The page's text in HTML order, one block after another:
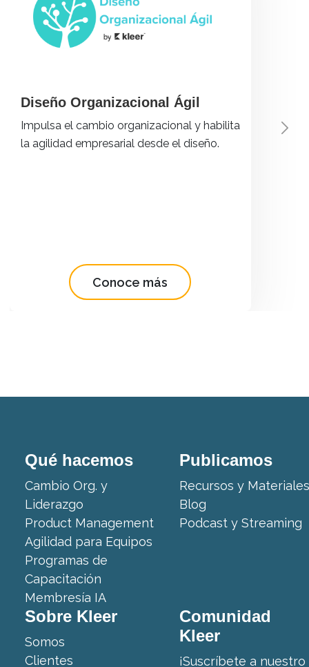
Diseño Organizacional Ágil
Impulsa el cambio organizacional y habilita
la agilidad empresarial desde el diseño.
Conoce más
Previous
Qué hacemos
Cambio Org. y
Liderazgo
Product Management
Agilidad para Equipos
Programas de
Capacitación
Membresía IA
Publicamos
Recursos y Materiales
Blog
Podcast y Streaming
Sobre Kleer
Somos
Clientes
Comunidad
Kleer
¡Suscríbete a nuestro